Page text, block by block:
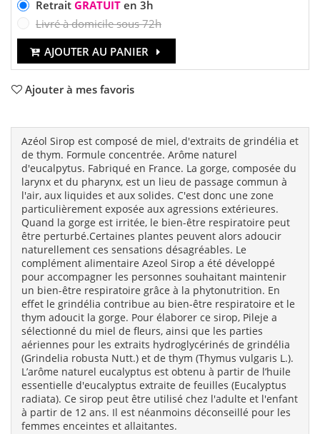
Retrait GRATUITen 3h
Livré à domicile sous 72h
AJOUTER AU PANIER
Ajouter à mes favoris
Azéol Sirop est composé de miel, d'extraits de grindélia et
de thym. Formule concentrée. Arôme naturel
d'eucalpytus. Fabriqué en France. La gorge, composée du
larynx et du pharynx, est un lieu de passage commun à
l'air, aux liquides et aux solides. C'est donc une zone
particulièrement exposée aux agressions extérieures.
Quand la gorge est irritée, le bien-être respiratoire peut
être perturbé.Certaines plantes peuvent alors adoucir
naturellement ces sensations désagréables. Le
complément alimentaire Azeol Sirop a été développé
pour accompagner les personnes souhaitant maintenir
un bien-être respiratoire grâce à la phytonutrition. En
effet le grindélia contribue au bien-être respiratoire et le
thym adoucit la gorge. Pour élaborer ce sirop, Pileje a
sélectionné du miel de fleurs, ainsi que les parties
aériennes pour les extraits hydroglycérinés de grindélia
(Grindelia robusta Nutt.) et de thym (Thymus vulgaris L.).
L’arôme naturel eucalyptus est obtenu à partir de l’huile
essentielle d'eucalyptus extraite de feuilles (Eucalyptus
radiata). Ce sirop peut être utilisé chez l'adulte et l'enfant
à partir de 12 ans. Il est néanmoins déconseillé pour les
femmes enceintes et allaitantes.